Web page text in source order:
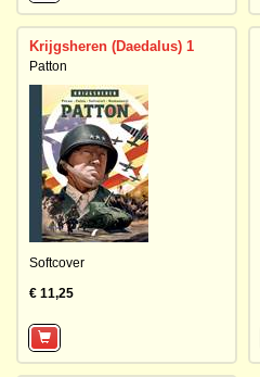
Krijgsheren (Daedalus) 1
Patton
Softcover
€ 11,25